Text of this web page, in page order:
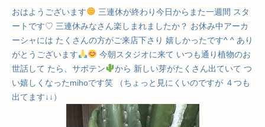
おはようございます
三連休が終わり今日からまた一週間 スタ
ートです♡ 三連休みなさん楽しまれましたか？ お休み中アーカ
ーシャには たくさんの方がご来店下さり 嬉しかったです^ ^ あり
がとうございます
今朝スタジオに来て いつも通り植物のお
世話して たら、サボテン
から 新しい芽がたくさん出ていて つ
い嬉しくなったmihoです笑 （ちょっと見にくいのですが ４つも
出てます↓↓）